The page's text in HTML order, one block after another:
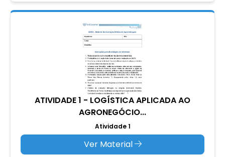
ATIVIDADE 1 - LOGÍSTICA APLICADA AO
AGRONEGÓCIO...
Atividade 1
Ver Material